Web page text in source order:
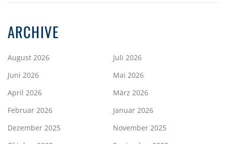
ARCHIVE
August 2026
Juli 2026
Juni 2026
Mai 2026
April 2026
März 2026
Februar 2026
Januar 2026
Dezember 2025
November 2025